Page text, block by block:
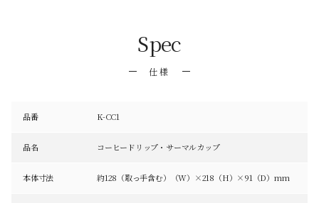
Spec
仕様
品番 K-CC1
品名 コーヒードリップ・サーマルカップ
本体寸法 約128（取っ手含む）（W）×218（H）×91（D）mm